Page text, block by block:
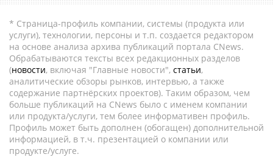
* Страница-профиль компании, системы (продукта или
услуги), технологии, персоны и т.п. создается редактором
на основе анализа архива публикаций портала CNews.
Обрабатываются тексты всех редакционных разделов
(новости, включая "Главные новости", статьи,
аналитические обзоры рынков, интервью, а также
содержание партнёрских проектов). Таким образом, чем
больше публикаций на CNews было с именем компании
или продукта/услуги, тем более информативен профиль.
Профиль может быть дополнен (обогащен) дополнительной
информацией, в т.ч. презентацией о компании или
продукте/услуге.